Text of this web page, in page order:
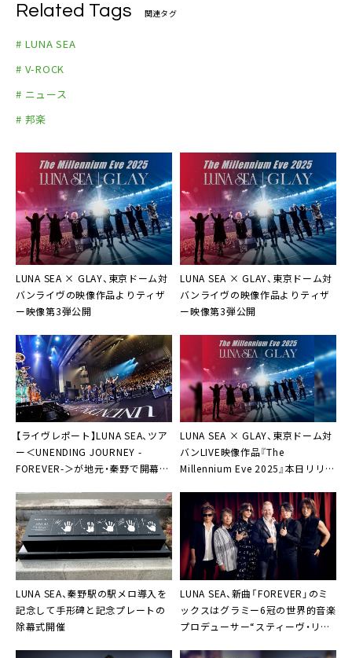
Related Tags 関連タグ
# LUNA SEA
# V-ROCK
# ニュース
# 邦楽
LUNA SEA × GLAY、東京ドーム対
バンライヴの映像作品よりティザ
ー映像第3弾公開
LUNA SEA × GLAY、東京ドーム対
バンライヴの映像作品よりティザ
ー映像第3弾公開
【ライヴレポート】LUNA SEA、ツア
ー＜UNENDING JOURNEY -
FOREVER-＞が地元・秦野で開幕
LUNA SEA × GLAY、東京ドーム対
バンLIVE映像作品『The
Millennium Eve 2025』本日リリー
LUNA SEA、秦野駅の駅メロ導入を
記念して手形碑と記念プレートの
除幕式開催
LUNA SEA、新曲「FOREVER」のミ
ックスはグラミー6冠の世界的音楽
プロデューサー“スティーヴ・リリ